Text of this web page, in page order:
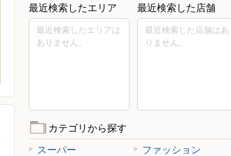
最近検索したエリア
最近検索したエリアは
ありません。
最近検索した店舗
最近検索した店舗はあ
りません。
カテゴリから探す
スーパー
ファッション